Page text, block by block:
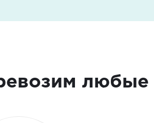
любые